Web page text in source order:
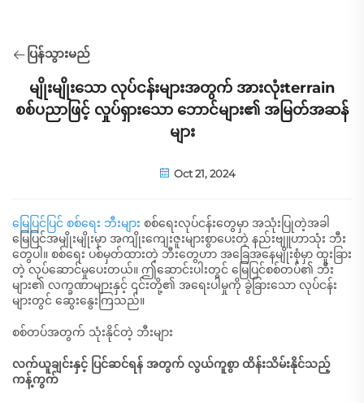
ပြန်သွားမည်
မျိုးမျိုးသော လုပ်ငန်းများအတွက် အားလုံးterrain
စစ်ပညာဖြင့် လှုပ်ရှားသော ဘောင်များ၏ အမြတ်အဆန်
များ
Oct 21, 2024
မြေပြင်ပြင် စစ်ရေး ဘီးများ စစ်ရေးလုပ်ငန်းတွေမှာ အသုံးပြုတဲ့အခါ
မြေပြင်အမျိုးမျိုးမှာ အကျိုးကျေးဇူးများစွာပေးတဲ့ နည်းဗျူဟာသုံး ဘီး
တွေပါ။ စစ်ရေး ပစ်မှတ်ထားတဲ့ ဘီးတွေဟာ အခြေအနေမျိုးစုံမှာ ထူးခြား
တဲ့ လုပ်ဆောင်မှုပေးတယ်။ ဤဆောင်းပါးတွင် မြေပြင်စစ်တပ်၏ ဘီး
များ၏ လက္ခဏာများနှင့် ၎င်းတို့၏ အရေးပါမှုကို ခွဲခြားသော လုပ်ငန်း
များတွင် ဆွေးနွေးကြသည်။
စစ်တပ်အတွက် သုံးနိုင်တဲ့ ဘီးများ
လက်ယူချင်းနှင့် ပြင်ဆင်ရန် အတွက် လွယ်ကူစွာ ထိန်းသိမ်းနိုင်သည့်
ကန့်ကွက်